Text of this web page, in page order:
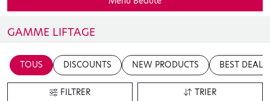
GAMME LIFTAGE
en cliquant sur le bouton "Modifier le contenu"
TOUS DISCOUNTS NEW PRODUCTS BEST DEALS
FILTRER TRIER